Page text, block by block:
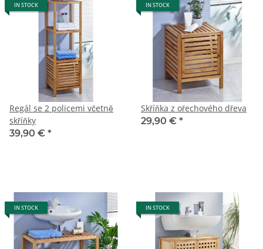
IN STOCK
Regál se 2 policemi včetně
skříňky
39,90 € *
IN STOCK
Skříňka z ořechového dřeva
29,90 € *
IN STOCK IN STOCK